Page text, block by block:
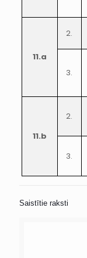
11.a
2.
3.
11.b
2.
3.
Saistītie raksti